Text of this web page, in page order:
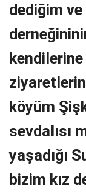
dediğim
köyüm
sevdalısı
yaşadığı
bizim kız